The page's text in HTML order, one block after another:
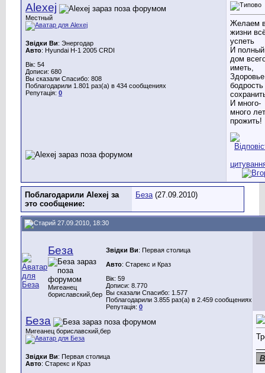
Alexej
Местный
Звідки Ви: Энергодар
Авто: Hyundai H-1 2005 CRDI
Вік: 54
Дописи: 680
Вы сказали Спасибо: 808
Поблагодарили 1.801 раз(а) в 434 сообщениях
Репутація: 0
Желаем
жизни
успеть
И полный
дом
иметь,
бодрость
И много-
много лет
прожить!
Поблагодарили Alexej за
это сообщение:
Беза (27.09.2010)
27.09.2010, 18:30
Беза
Мигеанец
бориславский,бер
Звідки Ви: Первая столица
Авто: Старекс и Краз
Вік: 59
Дописи: 8.770
Вы сказали Спасибо: 1.577
Поблагодарили 3.855 раз(а) в 2.459 сообщениях
Репутація: 0
Беза
Мигеанец бориславский,бер
Звідки Ви: Первая столица
Авто: Старекс и Краз